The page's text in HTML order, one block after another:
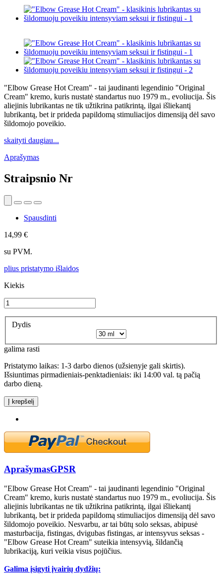
"Elbow Grease Hot Cream" - tai jaudinanti legendinio "Original
Cream" kremo, kuris nustatė standartus nuo 1979 m., evoliucija. Šis
aliejinis lubrikantas ne tik užtikrina patikrintą, ilgai išliekantį
lubrikantą, bet ir prideda papildomą stimuliacijos dimensiją dėl savo
šildomojo poveikio.
skaityti daugiau...
Aprašymas
Straipsnio Nr
Spausdinti
14,99 €
su PVM.
plius pristatymo išlaidos
Kiekis
Dydis
galima rasti
Pristatymo laikas: 1-3 darbo dienos (užsienyje gali skirtis).
Išsiuntimas pirmadieniais-penktadieniais: iki 14:00 val. tą pačią
darbo dieną.
Į krepšelį
AprašymasGPSR
"Elbow Grease Hot Cream" - tai jaudinanti legendinio "Original
Cream" kremo, kuris nustatė standartus nuo 1979 m., evoliucija. Šis
aliejinis lubrikantas ne tik užtikrina patikrintą, ilgai išliekantį
lubrikantą, bet ir prideda papildomą stimuliacijos dimensiją dėl savo
šildomojo poveikio. Nesvarbu, ar tai būtų solo seksas, abipusė
masturbacija, fistingas, dvigubas fistingas, ar intensyvus seksas -
"Elbow Grease Hot Cream" suteikia intensyvią, šildančią
lubrikaciją, kuri veikia visus pojūčius.
Galima įsigyti įvairių dydžių: